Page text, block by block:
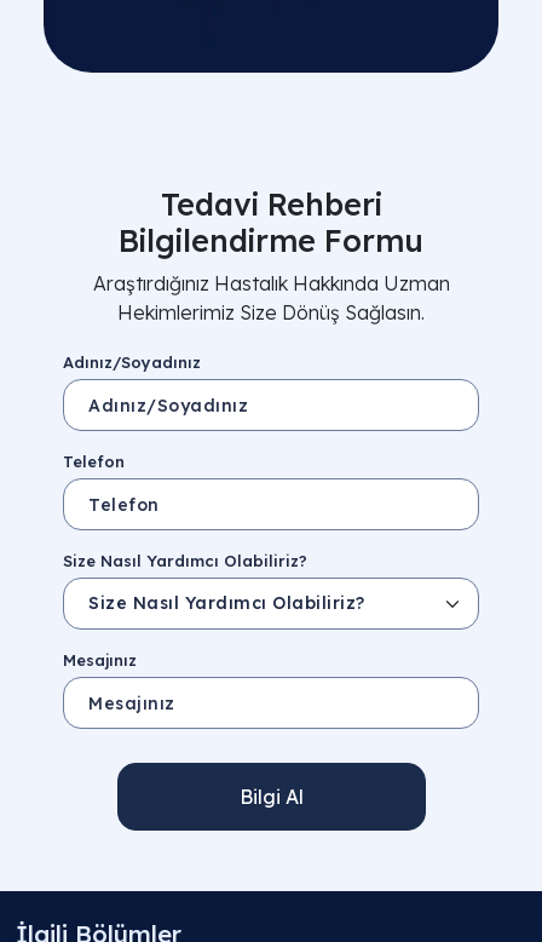
Tedavi Rehberi
Bilgilendirme Formu
Araştırdığınız Hastalık Hakkında Uzman
Hekimlerimiz Size Dönüş Sağlasın.
Adınız/Soyadınız
Telefon
Size Nasıl Yardımcı Olabiliriz?
Mesajınız
Bilgi Al